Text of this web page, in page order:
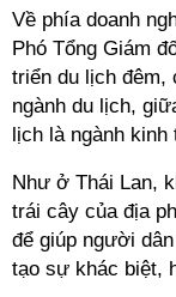
Về phía doanh
Phó Tổng Giám
triển du lịch đêm,
ngành du lịch,
lịch là ngành
Như ở Thái Lan,
trái cây của địa
để giúp người
tạo sự khác biệt,